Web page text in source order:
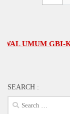
GBI-KA
SEARCH :
Search